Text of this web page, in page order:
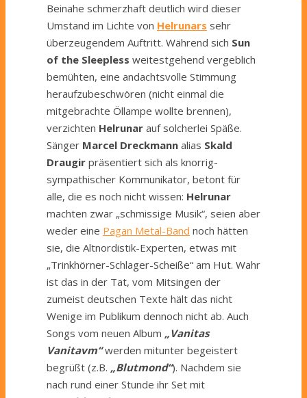
Beinahe schmerzhaft deutlich wird dieser
Umstand im Lichte von Helrunars sehr
überzeugendem Auftritt. Während sich Sun
of the Sleepless weitestgehend vergeblich
bemühten, eine andachtsvolle Stimmung
heraufzubeschwören (nicht einmal die
mitgebrachte Öllampe wollte brennen),
verzichten Helrunar auf solcherlei Späße.
Sänger Marcel Dreckmann alias Skald
Draugir präsentiert sich als knorrig-
sympathischer Kommunikator, betont für
alle, die es noch nicht wissen: Helrunar
machten zwar „schmissige Musik“, seien aber
weder eine Pagan Metal-Band noch hätten
sie, die Altnordistik-Experten, etwas mit
„Trinkhörner-Schlager-Scheiße“ am Hut. Wahr
ist das in der Tat, vom Mitsingen der
zumeist deutschen Texte hält das nicht
Wenige im Publikum dennoch nicht ab. Auch
Songs vom neuen Album „Vanitas
Vanitavm“werden mitunter begeistert
begrüßt (z.B. „Blutmond“). Nachdem sie
nach rund einer Stunde ihr Set mit